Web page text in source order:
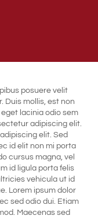
posuere velit
Duis mollis, est non
lacinia odio sem
adipiscing elit.
elit. Sed
id elit non mi porta
cursus magna, vel
id ligula porta felis
vehicula ut id
Lorem ipsum dolor
sed odio dui. Etiam
Maecenas sed